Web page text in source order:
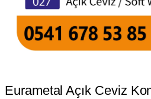
Eurametal Açık Ceviz